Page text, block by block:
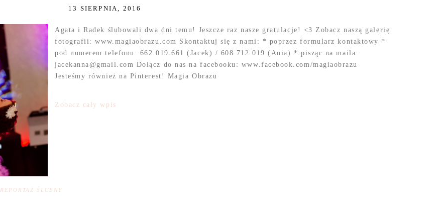
13 SIERPNIA, 2016
Agata i Radek ślubowali dwa dni temu! Jeszcze raz nasze gratulacje! <3 Zobacz naszą galerię
fotografii: www.magiaobrazu.com Skontaktuj się z nami: * poprzez formularz kontaktowy *
pod numerem telefonu: 662.019.661 (Jacek) / 608.712.019 (Ania) * pisząc na maila:
jacekanna@gmail.com Dołącz do nas na facebooku: www.facebook.com/magiaobrazu
Jesteśmy również na Pinterest! Magia Obrazu
Zobacz cały wpis
REPORTAŻ ŚLUBNY